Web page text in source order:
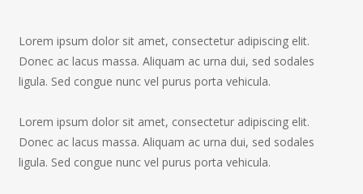
Lorem ipsum dolor sit amet, consectetur adipiscing elit.
Donec ac lacus massa. Aliquam ac urna dui, sed sodales
ligula. Sed congue nunc vel purus porta vehicula.
Lorem ipsum dolor sit amet, consectetur adipiscing elit.
Donec ac lacus massa. Aliquam ac urna dui, sed sodales
ligula. Sed congue nunc vel purus porta vehicula.